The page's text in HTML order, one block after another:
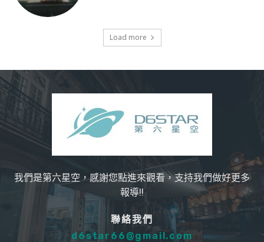
Load more
我們是第六星空，感謝您點進來觀看，支持我們做好更多
報導!!
聯絡我們
d6star66@gmail.com